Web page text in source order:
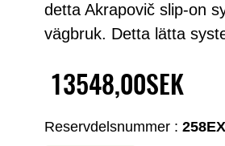
detta Akrapovič slip-on
vägbruk. Detta lätta
13548,00SEK
Reservdelsnummer :